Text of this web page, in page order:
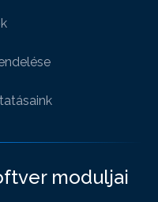
moduljai